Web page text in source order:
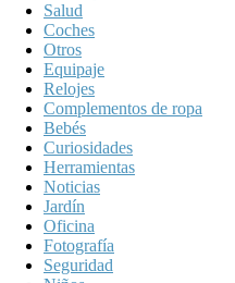
Salud
Coches
Otros
Equipaje
Relojes
Complementos de ropa
Bebés
Curiosidades
Herramientas
Noticias
Jardín
Oficina
Fotografía
Seguridad